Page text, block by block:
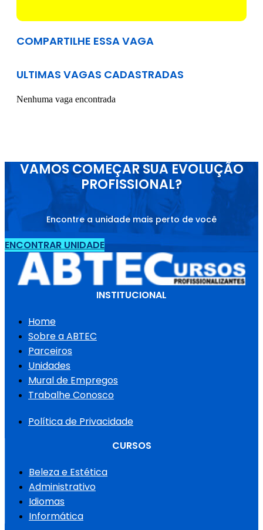
COMPARTILHE ESSA VAGA
ULTIMAS VAGAS CADASTRADAS
Nenhuma vaga encontrada
VAMOS COMEÇAR SUA EVOLUÇÃO
PROFISSIONAL?
Encontre a unidade mais perto de você
ENCONTRAR UNIDADE
INSTITUCIONAL
Home
Sobre a ABTEC
Parceiros
Unidades
Mural de Empregos
Trabalhe Conosco
Política de Privacidade
CURSOS
Beleza e Estética
Administrativo
Idiomas
Informática